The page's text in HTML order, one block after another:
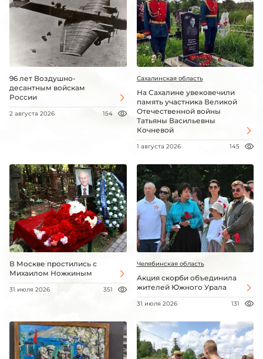
96 лет Воздушно-
десантным войскам
России
2 августа 2026 154
Сахалинская область
На Сахалине увековечили
память участника Великой
Отечественной войны
Татьяны Васильевны
Кочневой
1 августа 2026 145
В Москве простились с
Михаилом Ножкиным
31 июля 2026 351
Челябинская область
Акция скорби объединила
жителей Южного Урала
31 июля 2026 131